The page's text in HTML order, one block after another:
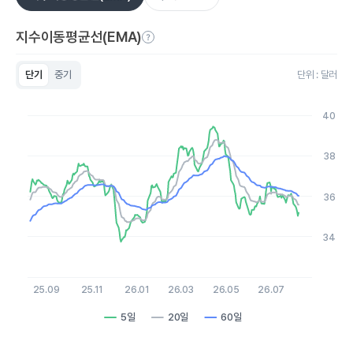
지수이동평균선(EMA)
단기 중기 단위 : 달러
The chart has 1 X axis displaying Time. Data ranges from
The chart has 1 Y axis displaying values. Data ranges from
5일 20일 60일
25.09 25.11 26.01 26.03 26.05 26.07
34
36
38
40